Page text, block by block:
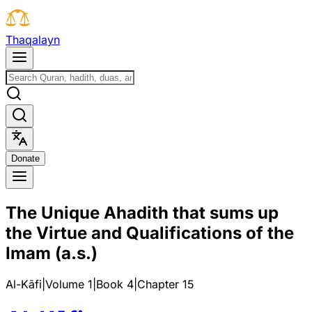
Thaqalayn
Donate
The Unique Ahadith that sums up
the Virtue and Qualifications of the
Imam (a.s.)
Al-Kāfi Volume 1 Book 4 Chapter 15